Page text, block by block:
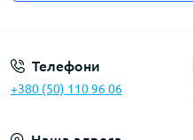
Телефони
+380 (50) 110 96 06